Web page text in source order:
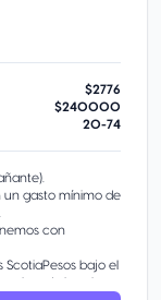
$2776
$240000
20-74
un gasto mínimo de
con
bajo el
de hotel,